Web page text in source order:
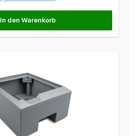
In den Warenkorb